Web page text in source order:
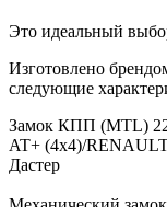
Это идеальный
Изготовлено
следующие
Замок КПП (MTL)
AT+ (4x4)/
Дастер